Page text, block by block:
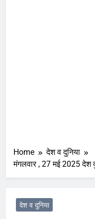
Home
देश व दुनिया
मंगलवार , 27 मई 2025 देश
देश व दुनिया